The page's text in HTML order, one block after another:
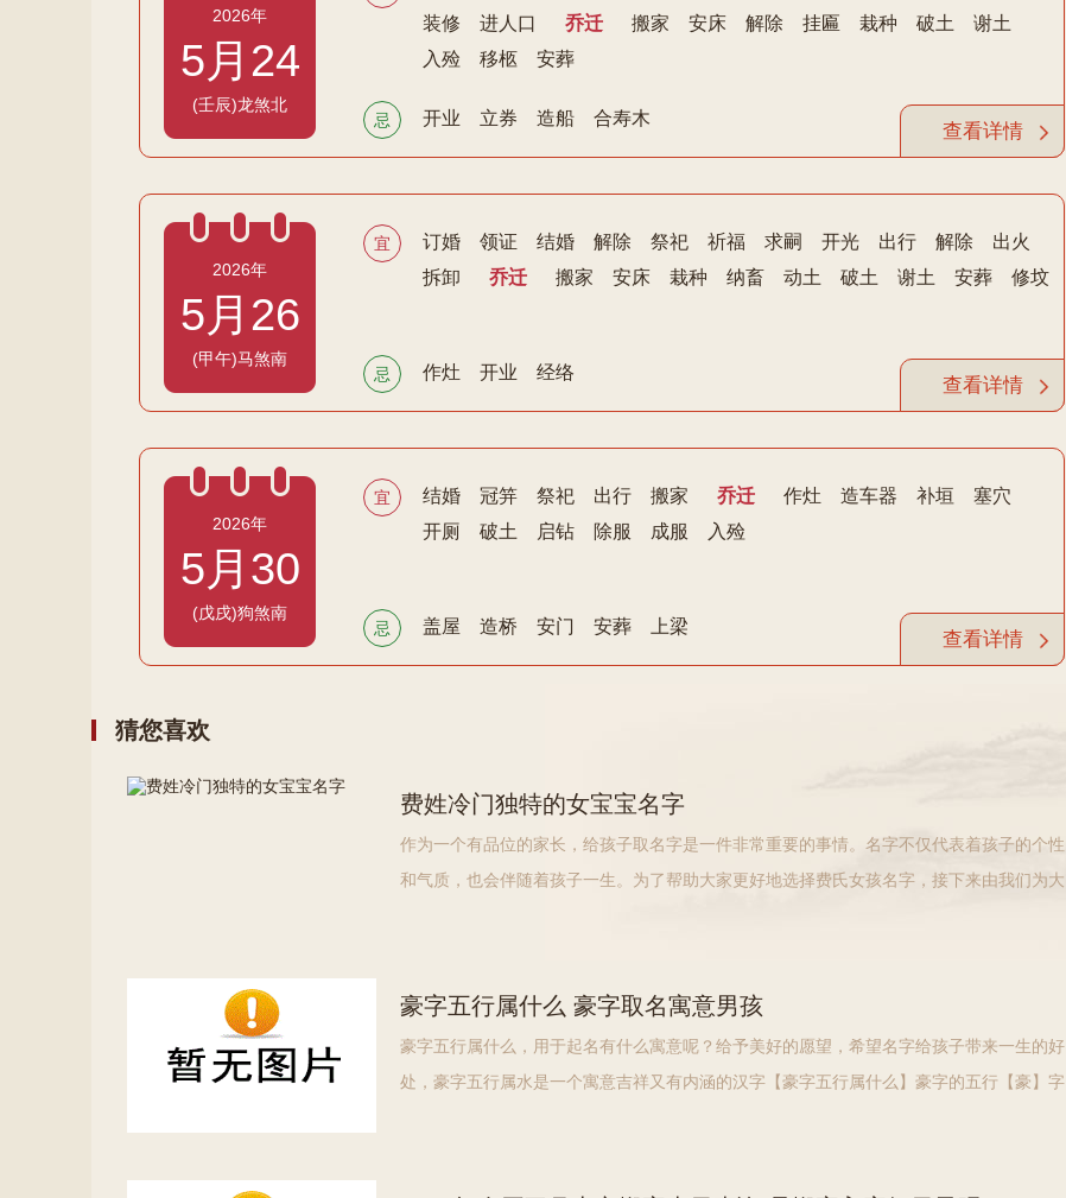
查看详情
2026年
5月24
(壬辰)龙煞北
装修
进人口 乔迁 搬家 安床 解除 挂匾 栽种 破土
谢土
入殓
移柩 安葬
忌 开业 立券 造船 合寿木
查看详情
2026年
5月26
(甲午)马煞南
宜 订婚 领证 结婚 解除 祭祀 祈福 求嗣 开光 出行 解除
出火
拆卸
乔迁 搬家 安床 栽种 纳畜 动土 破土 谢土 安葬 修坟
忌 作灶 开业 经络
查看详情
2026年
5月30
(戊戌)狗煞南
宜 结婚 冠笄 祭祀 出行 搬家 乔迁 作灶 造车器 补垣
塞穴
开厕
破土 启钻 除服 成服 入殓
忌 盖屋 造桥 安门 安葬 上梁
猜您喜欢
费姓冷门独特的女宝宝名字
作为一个有品位的家长，给孩子取名字是一件非常重要的事情。名字不仅代表着孩子的个性
和气质，也会伴随着孩子一生。为了帮助大家更好地选择费氏女孩名字，接下来由我们为大
豪字五行属什么 豪字取名寓意男孩
豪字五行属什么，用于起名有什么寓意呢？给予美好的愿望，希望名字给孩子带来一生的好
处，豪字五行属水是一个寓意吉祥又有内涵的汉字【豪字五行属什么】豪字的五行【豪】字